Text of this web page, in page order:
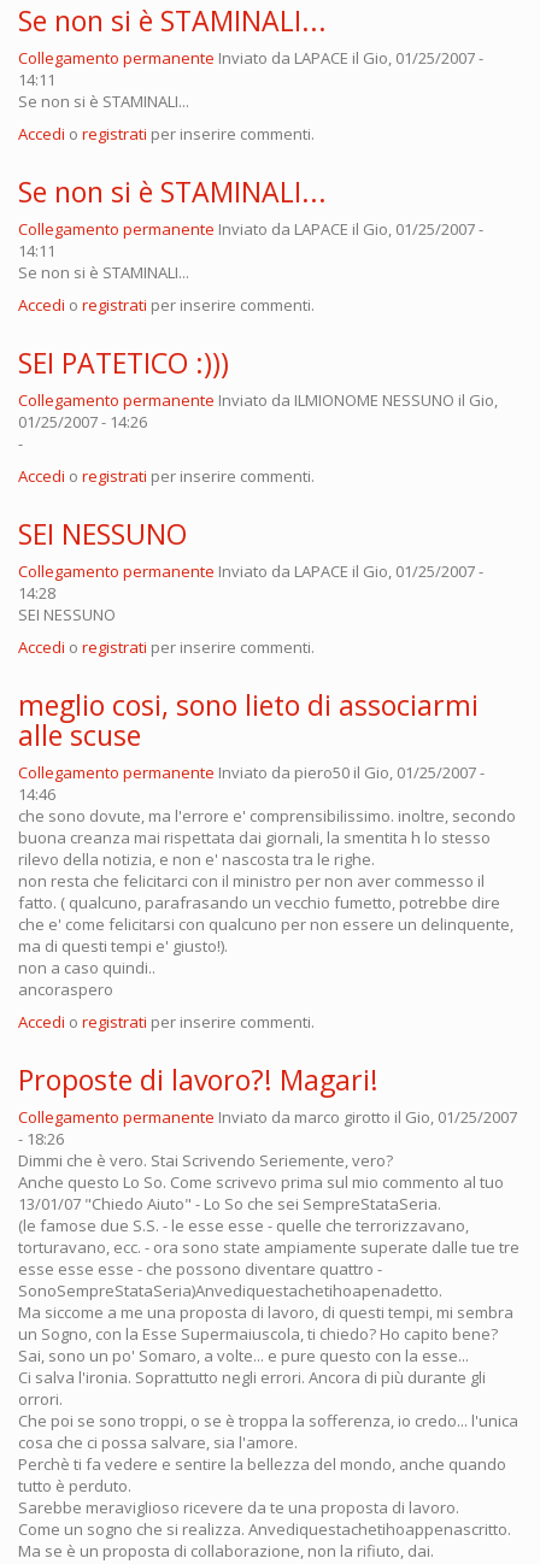
Se non si è STAMINALI...
Collegamento permanente Inviato da LAPACE il Gio, 01/25/2007 -
14:11
Se non si è STAMINALI...
Accedi o registrati per inserire commenti.
Se non si è STAMINALI...
Collegamento permanente Inviato da LAPACE il Gio, 01/25/2007 -
14:11
Se non si è STAMINALI...
Accedi o registrati per inserire commenti.
SEI PATETICO :)))
Collegamento permanente Inviato da ILMIONOME NESSUNO il Gio,
01/25/2007 - 14:26
-
Accedi o registrati per inserire commenti.
SEI NESSUNO
Collegamento permanente Inviato da LAPACE il Gio, 01/25/2007 -
14:28
SEI NESSUNO
Accedi o registrati per inserire commenti.
meglio cosi, sono lieto di associarmi
alle scuse
Collegamento permanente Inviato da piero50 il Gio, 01/25/2007 -
14:46
che sono dovute, ma l'errore e' comprensibilissimo. inoltre, secondo
buona creanza mai rispettata dai giornali, la smentita h lo stesso
rilevo della notizia, e non e' nascosta tra le righe.
non resta che felicitarci con il ministro per non aver commesso il
fatto. ( qualcuno, parafrasando un vecchio fumetto, potrebbe dire
che e' come felicitarsi con qualcuno per non essere un delinquente,
ma di questi tempi e' giusto!).
non a caso quindi..
ancoraspero
Accedi o registrati per inserire commenti.
Proposte di lavoro?! Magari!
Collegamento permanente Inviato da marco girotto il Gio, 01/25/2007
- 18:26
Dimmi che è vero. Stai Scrivendo Seriemente, vero?
Anche questo Lo So. Come scrivevo prima sul mio commento al tuo
13/01/07 "Chiedo Aiuto" - Lo So che sei SempreStataSeria.
(le famose due S.S. - le esse esse - quelle che terrorizzavano,
torturavano, ecc. - ora sono state ampiamente superate dalle tue tre
esse esse esse - che possono diventare quattro -
SonoSempreStataSeria)Anvediquestachetihoapenadetto.
Ma siccome a me una proposta di lavoro, di questi tempi, mi sembra
un Sogno, con la Esse Supermaiuscola, ti chiedo? Ho capito bene?
Sai, sono un po' Somaro, a volte... e pure questo con la esse...
Ci salva l'ironia. Soprattutto negli errori. Ancora di più durante gli
orrori.
Che poi se sono troppi, o se è troppa la sofferenza, io credo... l'unica
cosa che ci possa salvare, sia l'amore.
Perchè ti fa vedere e sentire la bellezza del mondo, anche quando
tutto è perduto.
Sarebbe meraviglioso ricevere da te una proposta di lavoro.
Come un sogno che si realizza. Anvediquestachetihoappenascritto.
Ma se è un proposta di collaborazione, non la rifiuto, dai.